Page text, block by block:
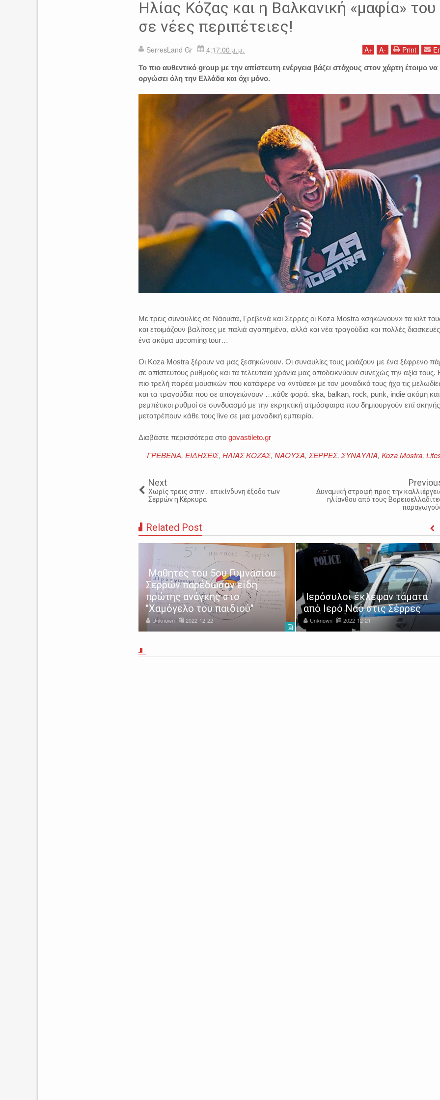
Ηλίας Κόζας και η Βαλκανική «μαφία» του
σε νέες περιπέτειες!
SerresLand Gr 4:17:00 μ.μ. A+ A- Print
Το πιο αυθεντικό group με την απίστευτη ενέργεια βάζει στόχους στον χάρτη έτοιμο να
οργώσει όλη την Ελλάδα και όχι μόνο.
Με τρεις συναυλίες σε Νάουσα, Γρεβενά και Σέρρες οι Koza Mostra «σηκώνουν» τα κιλτ
και ετοιμάζουν βαλίτσες με παλιά αγαπημένα, αλλά και νέα τραγούδια και πολλές διασκευές
ένα ακόμα upcoming tour…
Οι Koza Mostra ξέρουν να μας ξεσηκώνουν. Οι συναυλίες τους μοιάζουν με ένα ξέφρενο
σε απίστευτους ρυθμούς και τα τελευταία χρόνια μας αποδεικνύουν συνεχώς την αξία τους.
πιο τρελή παρέα μουσικών που κατάφερε να «ντύσει» με τον μοναδικό τους ήχο τις
και τα τραγούδια που σε απογειώνουν …κάθε φορά. ska, balkan, rock, punk, indie ακόμη και
ρεμπέτικοι ρυθμοί σε συνδυασμό με την εκρηκτική ατμόσφαιρα που δημιουργούν επί σκηνής
μετατρέπουν κάθε τους live σε μια μοναδική εμπειρία.
Διαβάστε περισσότερα στο govastileto.gr
ΓΡΕΒΕΝΑ, ΕΙΔΗΣΕΙΣ, ΗΛΙΑΣ ΚΟΖΑΣ, ΝΑΟΥΣΑ, ΣΕΡΡΕΣ, ΣΥΝΑΥΛΙΑ, Koza Mostra,
Next
Χωρίς τρεις στην... επικίνδυνη έξοδο των
Σερρών η Κέρκυρα
Δυναμική στροφή προς την
ηλίανθου από τους
Related Post
Μαθητές του 5ου Γυμνασίου
Σερρών παρέδωσαν είδη
πρώτης ανάγκης στο
"Χαμόγελο του παιδιού"
Unknown 2022-12-22
Ιερόσυλοι έκλεψαν τάματα
από Ιερό Ναό στις Σέρρες
Unknown 2022-12-21